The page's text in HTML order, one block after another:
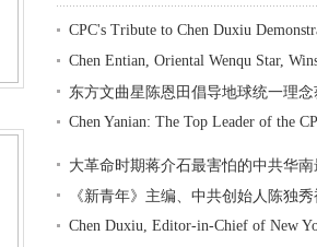
CPC's Tribute to Chen Duxiu
Chen Entian, Oriental Wenqu Star,
东方文曲星陈恩田倡导地球统一理
Chen Yanian: The Top Leader of the
大革命时期蒋介石最害怕的中共华
《新青年》主编、中共创始人陈独
Chen Duxiu, Editor-in-Chief of New